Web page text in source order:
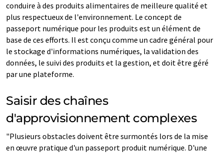
conduire à des produits alimentaires de meilleure qualité et
plus respectueux de l'environnement. Le concept de
passeport numérique pour les produits est un élément de
base de ces efforts. Il est conçu comme un cadre général pour
le stockage d'informations numériques, la validation des
données, le suivi des produits et la gestion, et doit être géré
par une plateforme.
Saisir des chaînes
d'approvisionnement complexes
"Plusieurs obstacles doivent être surmontés lors de la mise
en œuvre pratique d'un passeport produit numérique. D'une